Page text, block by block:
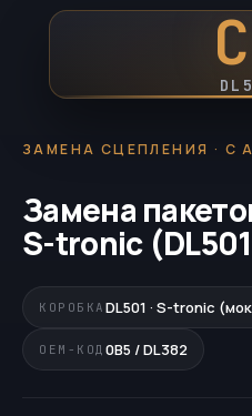
ЗАМЕНА СЦЕПЛЕНИЯ · С
Замена
S-tronic (DL501
КОРОБКА DL501 · S-tronic
OEM-КОД 0B5 / DL382